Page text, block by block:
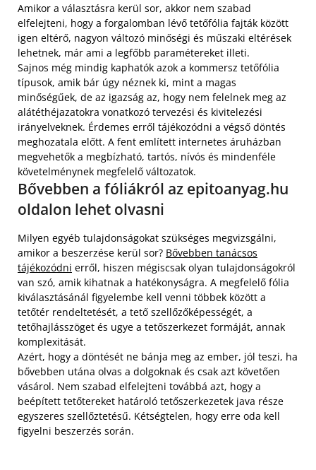
Amikor a választásra kerül sor, akkor nem szabad
elfelejteni, hogy a forgalomban lévő tetőfólia fajták között
igen eltérő, nagyon változó minőségi és műszaki eltérések
lehetnek, már ami a legfőbb paramétereket illeti.
Sajnos még mindig kaphatók azok a kommersz tetőfólia
típusok, amik bár úgy néznek ki, mint a magas
minőségűek, de az igazság az, hogy nem felelnek meg az
alátéthéjazatokra vonatkozó tervezési és kivitelezési
irányelveknek. Érdemes erről tájékozódni a végső döntés
meghozatala előtt. A fent említett internetes áruházban
megvehetők a megbízható, tartós, nívós és mindenféle
követelménynek megfelelő változatok.
Bővebben a fóliákról az epitoanyag.hu
oldalon lehet olvasni
Milyen egyéb tulajdonságokat szükséges megvizsgálni,
amikor a beszerzése kerül sor? Bővebben tanácsos
tájékozódni erről, hiszen mégiscsak olyan tulajdonságokról
van szó, amik kihatnak a hatékonyságra. A megfelelő fólia
kiválasztásánál figyelembe kell venni többek között a
tetőtér rendeltetését, a tető szellőzőképességét, a
tetőhajlásszöget és ugye a tetőszerkezet formáját, annak
komplexitását.
Azért, hogy a döntését ne bánja meg az ember, jól teszi, ha
bővebben utána olvas a dolgoknak és csak azt követően
vásárol. Nem szabad elfelejteni továbbá azt, hogy a
beépített tetőtereket határoló tetőszerkezetek java része
egyszeres szellőztetésű. Kétségtelen, hogy erre oda kell
figyelni beszerzés során.